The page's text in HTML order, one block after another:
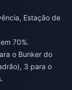
Estação de
70%.
o Bunker do
3 para o